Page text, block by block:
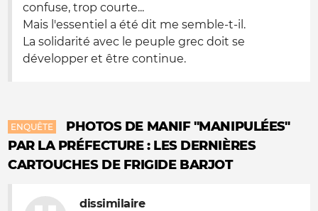
confuse, trop courte...
Mais l'essentiel a été dit me semble-t-il.
La solidarité avec le peuple grec doit se
développer et être continue.
ENQUÊTE
PHOTOS DE MANIF "MANIPULÉES"
PAR LA PRÉFECTURE : LES DERNIÈRES
CARTOUCHES DE FRIGIDE BARJOT
dissimilaire